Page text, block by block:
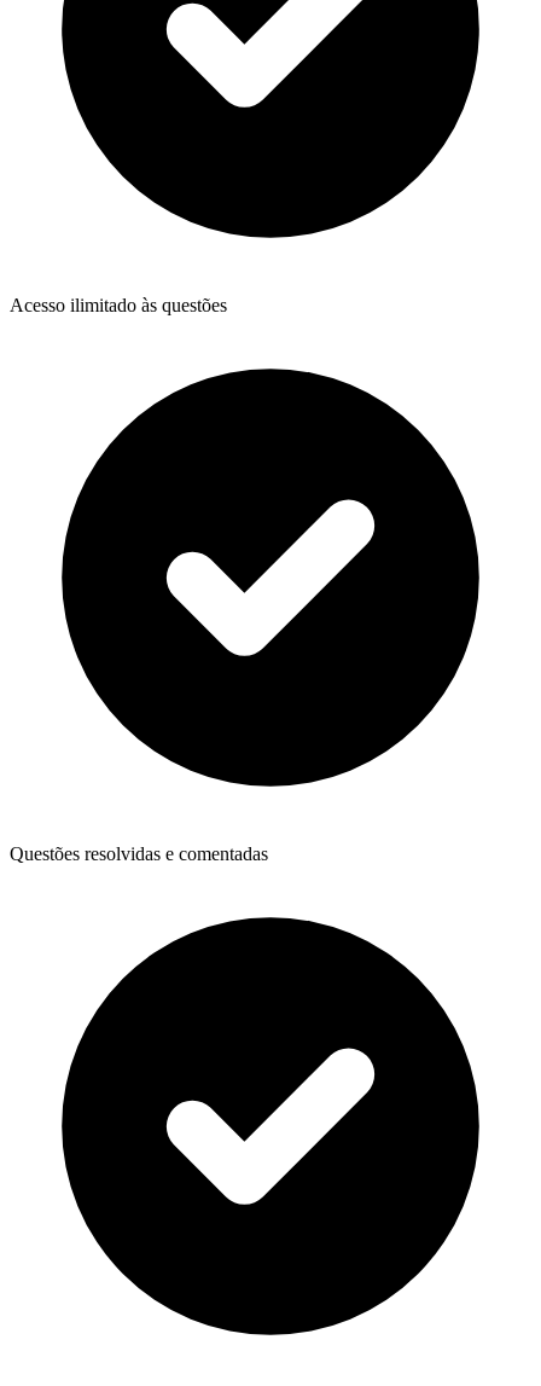
Acesso ilimitado às questões
Questões resolvidas e comentadas